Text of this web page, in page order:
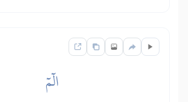
الٓمٓ